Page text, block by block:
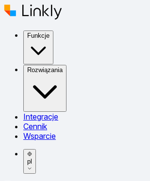
Funkcje
Rozwiązania
Integracje
Cennik
Wsparcie
pl